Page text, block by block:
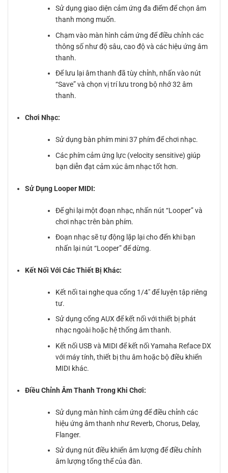
Sử dụng giao diện cảm ứng đa điểm để chọn âm
thanh mong muốn.
Chạm vào màn hình cảm ứng để điều chỉnh các
thông số như độ sâu, cao độ và các hiệu ứng âm
thanh.
Để lưu lại âm thanh đã tùy chỉnh, nhấn vào nút
“Save” và chọn vị trí lưu trong bộ nhớ 32 âm
thanh.
Chơi Nhạc:
Sử dụng bàn phím mini 37 phím để chơi nhạc.
Các phím cảm ứng lực (velocity sensitive) giúp
bạn diễn đạt cảm xúc âm nhạc tốt hơn.
Sử Dụng Looper MIDI:
Để ghi lại một đoạn nhạc, nhấn nút “Looper” và
chơi nhạc trên bàn phím.
Đoạn nhạc sẽ tự động lặp lại cho đến khi bạn
nhấn lại nút “Looper” để dừng.
Kết Nối Với Các Thiết Bị Khác:
Kết nối tai nghe qua cổng 1/4″ để luyện tập riêng
tư.
Sử dụng cổng AUX để kết nối với thiết bị phát
nhạc ngoài hoặc hệ thống âm thanh.
Kết nối USB và MIDI để kết nối Yamaha Reface DX
với máy tính, thiết bị thu âm hoặc bộ điều khiển
MIDI khác.
Điều Chỉnh Âm Thanh Trong Khi Chơi:
Sử dụng màn hình cảm ứng để điều chỉnh các
hiệu ứng âm thanh như Reverb, Chorus, Delay,
Flanger.
Sử dụng nút điều khiển âm lượng để điều chỉnh
âm lượng tổng thể của đàn.